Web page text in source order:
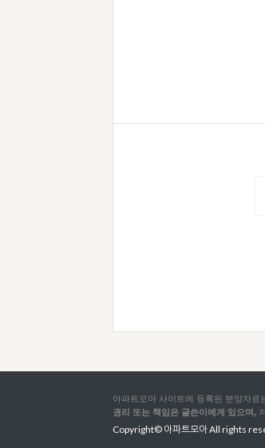
아파트모아 사이트에 등록된 분양자료
권리 또는 책임은 글쓴이에게 있으며,
Copyright© 아파트모아All rights